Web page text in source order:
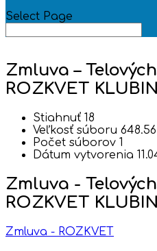
Select Page
Zmluva –
ROZKVET
Stiahnuť 18
Veľkosť súboru
Počet súborov 1
Dátum vytvorenia
Zmluva -
ROZKVET
Zmluva - ROZKVET